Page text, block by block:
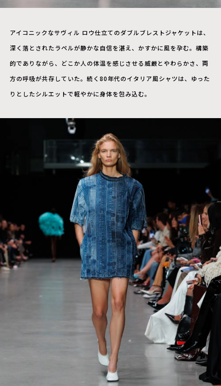
アイコニックなサヴィル ロウ仕立てのダブルブレストジャケットは、
深く落とされたラペルが静かな自信を湛え、かすかに風を孕む。構築
的でありながら、どこか人の体温を感じさせる威厳とやわらかさ、両
方の呼吸が共存していた。続く80年代のイタリア風シャツは、ゆった
りとしたシルエットで軽やかに身体を包み込む。